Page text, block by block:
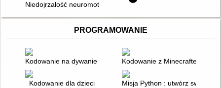
Niedojrzałość neuromotoryczna dzieci i dorosłych : Testy
PROGRAMOWANIE
Kodowanie na dywanie w przedszkolu, w szkole i w domu
Kodowanie z Minecraftem® :
Kodowanie dla dzieci Misja Python : utwórz swoją